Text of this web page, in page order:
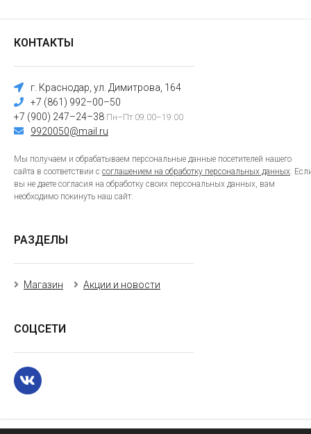
КОНТАКТЫ
г. Краснодар, ул. Димитрова, 164
+7 (861) 992–00–50
+7 (900) 247–24–38 Пн–Пт 09:00–19:00
9920050@mail.ru
Мы получаем и обрабатываем персональные данные посетителей нашего
сайта в соответствии с соглашением на обработку персональных данных.
вы не даете согласия на обработку своих персональных данных, вам
необходимо покинуть наш сайт.
РАЗДЕЛЫ
Магазин Акции и новости
СОЦСЕТИ